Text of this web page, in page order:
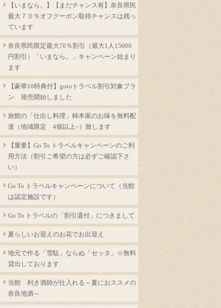
【いまなら。】【まだチャンス有】奈良県民
最大７０％オフクーポン取得チャンスは残っ
ています
奈良県民限定最大70％割引（最大1人15000
円割引）「いまなら。」キャンペーン始まり
ます
【豪華10特典付】gotoトラベル割引対象プラ
ン 発売開始しました
旅館の「仕出し料理」柿本家のお味を無料配
達（地域限定 4個以上~）致します
【重要】Go To トラベルキャンペーンのご利
用方法（割引ご希望の方は必ずご確認下さ
い）
Go To トラベルキャンペーンについて（当館
は認定施設です）
Go To トラベルの「割引還付」につきまして
夏らしいお迎えのお花でお出迎え
地元で作る「雪駄」ならぬ「セッタ」☆無料
貸出しております
当館 利き酒師が仕入れる～夏におススメの
奈良地酒～